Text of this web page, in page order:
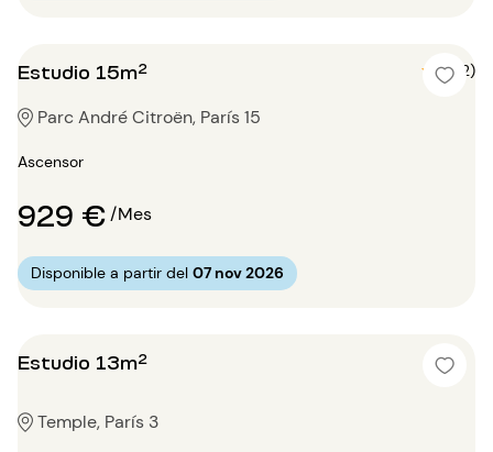
Estudio 15m² 5 (2)
Parc André Citroën, París 15
Ascensor
929 €/Mes
Disponible a partir del 07 nov 2026
Estudio 13m²
Temple, París 3